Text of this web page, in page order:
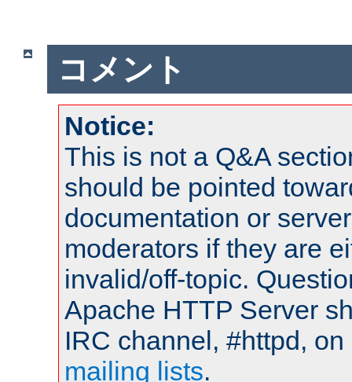
コメント
Notice:
This is not a Q&A
should be pointed
documentation or
moderators if they are
invalid/off-topic.
Apache HTTP Server
IRC channel, #httpd,
mailing lists.